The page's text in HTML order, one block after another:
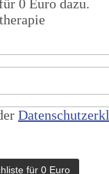
0 Euro dazu.